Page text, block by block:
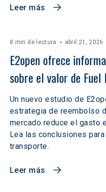
Leer más
8 min de lectura abril 21, 2026
E2open ofrece
sobre el valor de Fuel
Un nuevo estudio de
estrategia de reembolso
mercado reduce el gasto
Lea las conclusiones
transporte.
Leer más